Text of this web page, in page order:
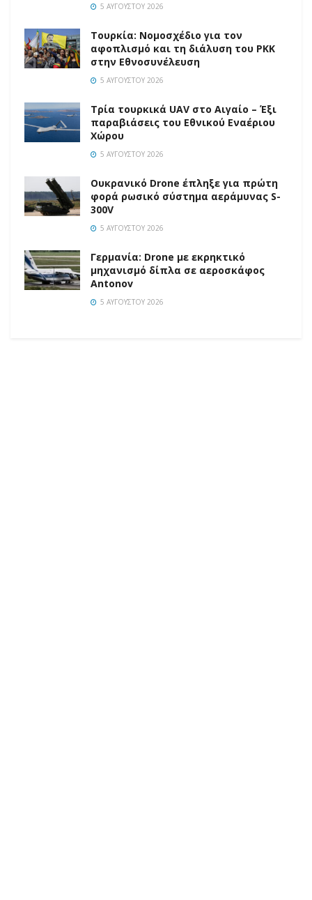
5 ΑΥΓΟΎΣΤΟΥ 2026
Τουρκία: Νομοσχέδιο για τον
αφοπλισμό και τη διάλυση του PKK
στην Εθνοσυνέλευση
5 ΑΥΓΟΎΣΤΟΥ 2026
Τρία τουρκικά UAV στο Αιγαίο – Έξι
παραβιάσεις του Εθνικού Εναέριου
Χώρου
5 ΑΥΓΟΎΣΤΟΥ 2026
Ουκρανικό Drone έπληξε για πρώτη
φορά ρωσικό σύστημα αεράμυνας S-
300V
5 ΑΥΓΟΎΣΤΟΥ 2026
Γερμανία: Drone με εκρηκτικό
μηχανισμό δίπλα σε αεροσκάφος
Antonov
5 ΑΥΓΟΎΣΤΟΥ 2026